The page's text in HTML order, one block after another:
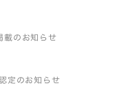
のお知らせ
定のお知らせ